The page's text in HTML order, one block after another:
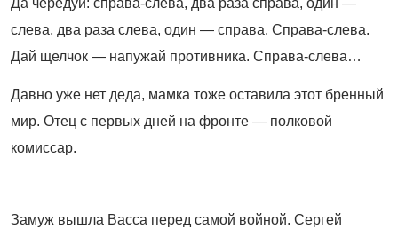
слева, два раза слева, один — справа. Справа-слева.
Дай щелчок — напужай противника. Справа-слева…
Давно уже нет деда, мамка тоже оставила этот бренный
мир. Отец с первых дней на фронте — полковой
комиссар.
Замуж вышла Васса перед самой войной. Сергей